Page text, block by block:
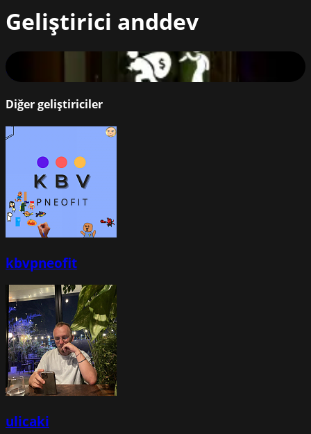
Geliştirici anddev
Sneaky Thief
83
Diğer geliştiriciler
kbvpneofit
ulicaki